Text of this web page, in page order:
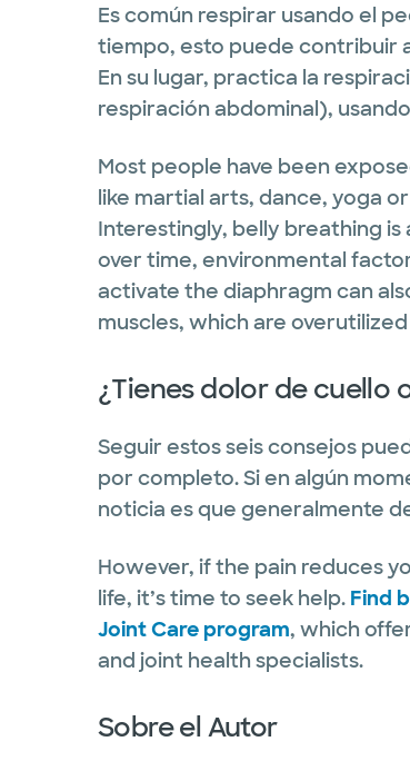
Es común respirar usando el
tiempo, esto puede contribuir
En su lugar, practica la
respiración abdominal),
Most people have been
like martial arts, dance, yoga
Interestingly, belly breathing
over time, environmental
activate the diaphragm can
muscles, which are
¿Tienes dolor de cuello
Seguir estos seis consejos
por completo. Si en algún
noticia es que generalmente
However, if the pain reduces
life, it’s time to seek help. Find
Joint Care program, which
and joint health specialists.
Sobre el Autor